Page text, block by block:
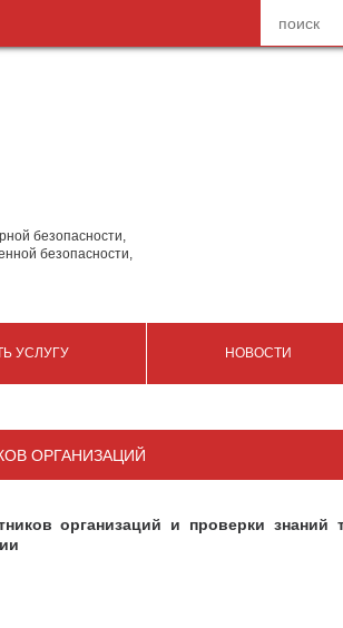
безопасности,
безопасности,
УСЛУГУ НОВОСТИ
ОРГАНИЗАЦИЙ
организаций и проверки